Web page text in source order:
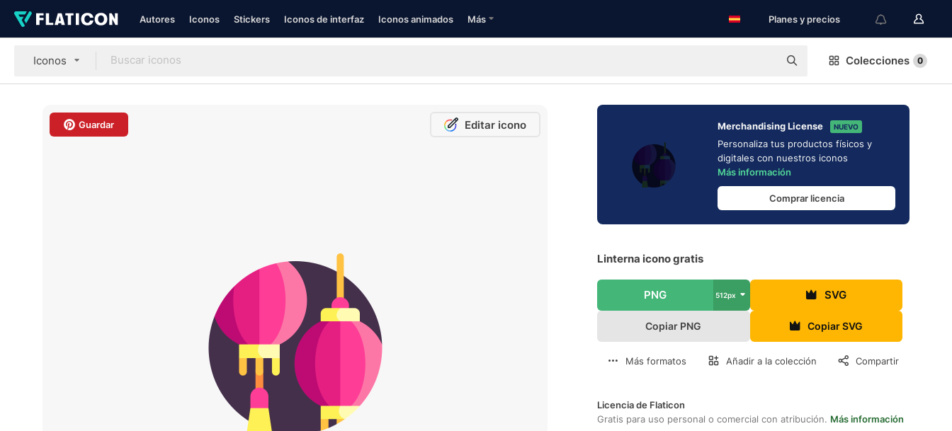
Autores Iconos Stickers Iconos de interfaz Iconos animados Más Planes y precios
Iconos Colecciones 0
Guardar Editar icono Merchandising License NUEVO
Personaliza tus productos físicos y
digitales con nuestros iconos
Más información
Comprar licencia
Linterna icono gratis
PNG 512px SVG
Copiar PNG Copiar SVG
Más formatos Añadir a la colección Compartir
Licencia de Flaticon
Gratis para uso personal o comercial con atribución. Más información